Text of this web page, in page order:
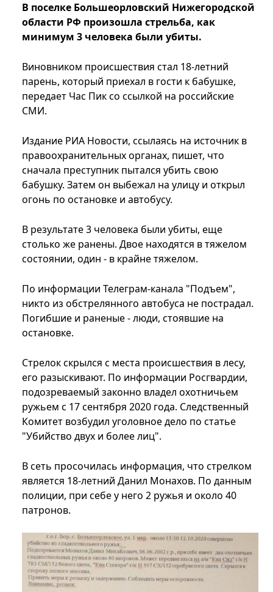
В поселке Большеорловский Нижегородской
области РФ произошла стрельба, как
минимум 3 человека были убиты.
Виновником происшествия стал 18-летний
парень, который приехал в гости к бабушке,
передает Час Пик со ссылкой на российские
СМИ.
Издание РИА Новости, ссылаясь на источник в
правоохранительных органах, пишет, что
сначала преступник пытался убить свою
бабушку. Затем он выбежал на улицу и открыл
огонь по остановке и автобусу.
В результате 3 человека были убиты, еще
столько же ранены. Двое находятся в тяжелом
состоянии, один - в крайне тяжелом.
По информации Телеграм-канала "Подъем",
никто из обстрелянного автобуса не пострадал.
Погибшие и раненые - люди, стоявшие на
остановке.
Стрелок скрылся с места происшествия в лесу,
его разыскивают. По информации Росгвардии,
подозреваемый законно владел охотничьем
ружьем с 17 сентября 2020 года. Следственный
Комитет возбудил уголовное дело по статье
"Убийство двух и более лиц".
В сеть просочилась информация, что стрелком
является 18-летний Данил Монахов. По данным
полиции, при себе у него 2 ружья и около 40
патронов.